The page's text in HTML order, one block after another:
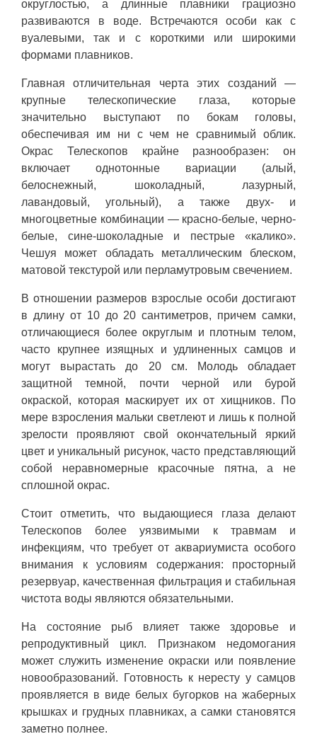
округлостью, а длинные плавники грациозно
развиваются в воде. Встречаются особи как с
вуалевыми, так и с короткими или широкими
формами плавников.
Главная отличительная черта этих созданий —
крупные телескопические глаза, которые
значительно выступают по бокам головы,
обеспечивая им ни с чем не сравнимый облик.
Окрас Телескопов крайне разнообразен: он
включает однотонные вариации (алый,
белоснежный, шоколадный, лазурный,
лавандовый, угольный), а также двух- и
многоцветные комбинации — красно-белые, черно-
белые, сине-шоколадные и пестрые «калико».
Чешуя может обладать металлическим блеском,
матовой текстурой или перламутровым свечением.
В отношении размеров взрослые особи достигают
в длину от 10 до 20 сантиметров, причем самки,
отличающиеся более округлым и плотным телом,
часто крупнее изящных и удлиненных самцов и
могут вырастать до 20 см. Молодь обладает
защитной темной, почти черной или бурой
окраской, которая маскирует их от хищников. По
мере взросления мальки светлеют и лишь к полной
зрелости проявляют свой окончательный яркий
цвет и уникальный рисунок, часто представляющий
собой неравномерные красочные пятна, а не
сплошной окрас.
Стоит отметить, что выдающиеся глаза делают
Телескопов более уязвимыми к травмам и
инфекциям, что требует от аквариумиста особого
внимания к условиям содержания: просторный
резервуар, качественная фильтрация и стабильная
чистота воды являются обязательными.
На состояние рыб влияет также здоровье и
репродуктивный цикл. Признаком недомогания
может служить изменение окраски или появление
новообразований. Готовность к нересту у самцов
проявляется в виде белых бугорков на жаберных
крышках и грудных плавниках, а самки становятся
заметно полнее.